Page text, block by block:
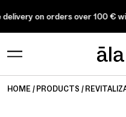
on orders over 100 €
HOME PRODUCTS